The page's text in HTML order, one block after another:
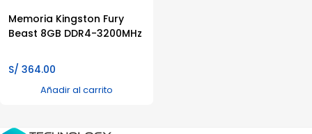
Memoria Kingston Fury
Beast 8GB DDR4-3200MHz
S/ 364.00
Añadir al carrito